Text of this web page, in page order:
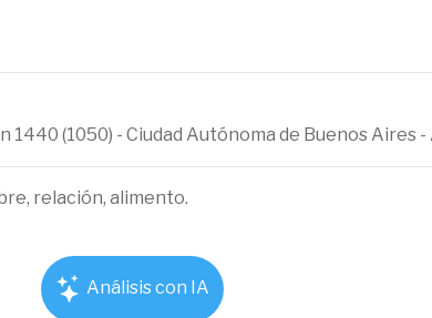
(1050) - Ciudad Autónoma de Buenos Aires
relación, alimento.
Análisis con IA